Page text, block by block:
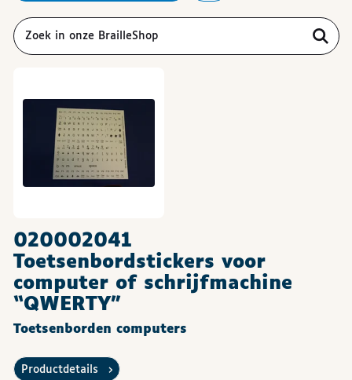
020002041
Toetsenbordstickers voor
computer of schrijfmachine
“QWERTY”
Toetsenborden computers
Productdetails